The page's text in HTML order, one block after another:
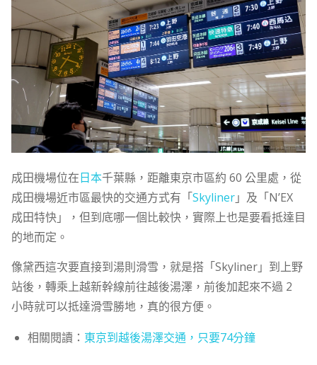
成田機場位在日本千葉縣，距離東京市區約 60 公里處，從
成田機場近市區最快的交通方式有「Skyliner」及「N’EX
成田特快」，但到底哪一個比較快，實際上也是要看抵達目
的地而定。
像黛西這次要直接到湯則滑雪，就是搭「Skyliner」到上野
站後，轉乘上越新幹線前往越後湯澤，前後加起來不過 2
小時就可以抵達滑雪勝地，真的很方便。
相關閱讀： 東京到越後湯澤交通，只要74分鐘